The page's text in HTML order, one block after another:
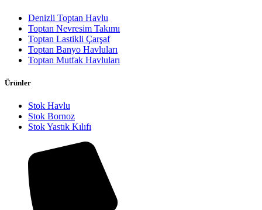
Denizli Toptan Havlu
Toptan Nevresim Takımı
Toptan Lastikli Çarşaf
Toptan Banyo Havluları
Toptan Mutfak Havluları
Ürünler
Stok Havlu
Stok Bornoz
Stok Yastık Kılıfı